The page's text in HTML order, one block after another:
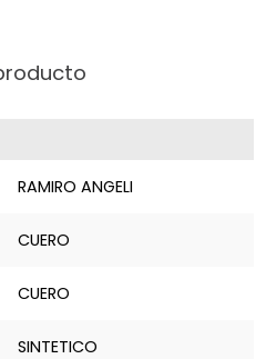
RAMIRO ANGELI
CUERO
CUERO
SINTETICO